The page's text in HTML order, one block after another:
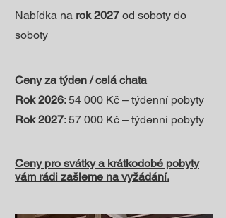
Nabídka na rok 2027 od soboty do
soboty
Ceny za týden / celá chata
Rok 2026: 54 000 Kč – týdenní pobyty
Rok 2027: 57 000 Kč – týdenní pobyty
Ceny pro svátky a krátkodobé pobyty
vám rádi zašleme na vyžádání.